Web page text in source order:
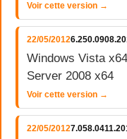
Voir cette version →
22/05/2012
Windows Vista
Server 2008 x64
Voir cette version →
22/05/2012